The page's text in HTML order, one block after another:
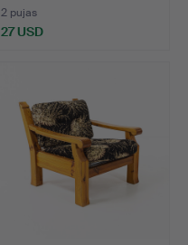
2 pujas
27 USD